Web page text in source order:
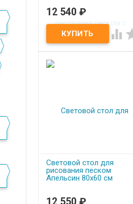
Под заказ
Световой планшет для
рисования песком с
сенсорным управлением
12 540 ₽

Световой стол для
рисования песком
Апельсин 80x60 см
Под заказ